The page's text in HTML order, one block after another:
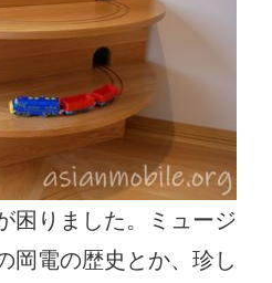
困りました。ミュージ
岡電の歴史とか、珍し